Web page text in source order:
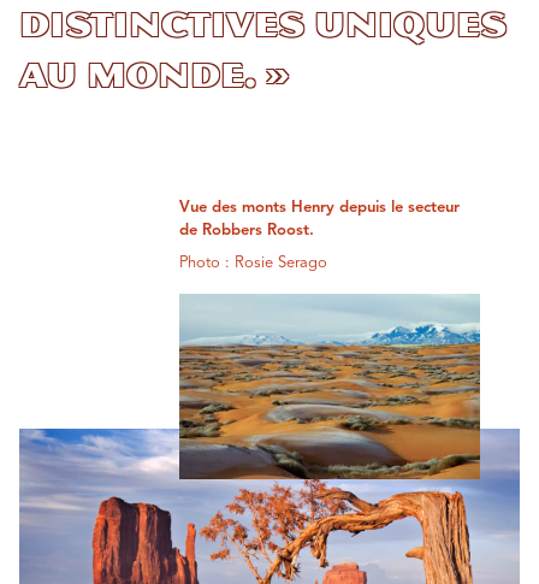
distinctives uniques
au monde. »
Vue des monts Henry depuis le secteur
de Robbers Roost.
Photo : Rosie Serago